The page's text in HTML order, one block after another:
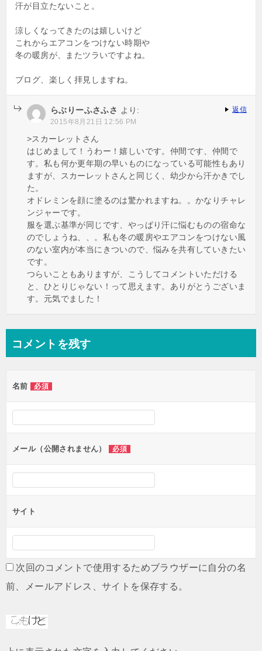
汗が目立たないこと。
涼しくなってきたのは嬉しいけど
これからエアコンをつけない時期や
冬の暖房が、またツラいですよね。
ブログ、楽しく拝見しますね。
らぶりーふさふさ より:
2015年8月21日 12:56 PM
>スカーレットさん
はじめまして！うわー！嬉しいです。仲間です、仲間で
す。私も何か更年期の早いものになっている可能性もあり
ますが、スカーレットさんと同じく、幼少から汗かきでし
た。
オドレミンを顔に塗るのは驚かれますね。。かなりチャレ
ンジャーです。
服を選ぶ基準が同じです、やっぱり汗に悩むものの宿命な
のでしょうね、、。私も冬の暖房やエアコンをつけない風
のない室内が本当にきついので、悩みを共有していきたい
です。
つらいこともありますが、こうしてコメントいただける
と、ひとりじゃない！って思えます。ありがとうございま
す。元気でました！
返信
コメントを残す
名前 必須
メール（公開されません） 必須
サイト
次回のコメントで使用するためブラウザーに自分の名
前、メールアドレス、サイトを保存する。